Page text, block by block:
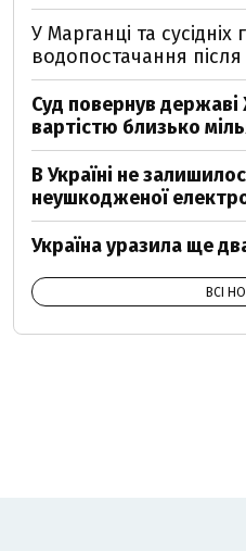
У Марганці та
водопостачання після
Суд повернув
вартістю близько
В Україні не
неушкодженої
Україна уразила ще
ВСІ